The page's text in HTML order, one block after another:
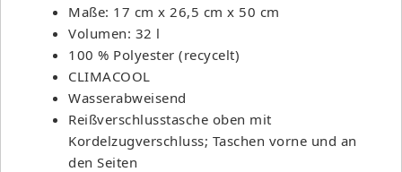
Maße: 17 cm x 26,5 cm x 50 cm
Volumen: 32 l
100 % Polyester (recycelt)
CLIMACOOL
Wasserabweisend
Reißverschlusstasche oben mit
Kordelzugverschluss; Taschen vorne und an
den Seiten